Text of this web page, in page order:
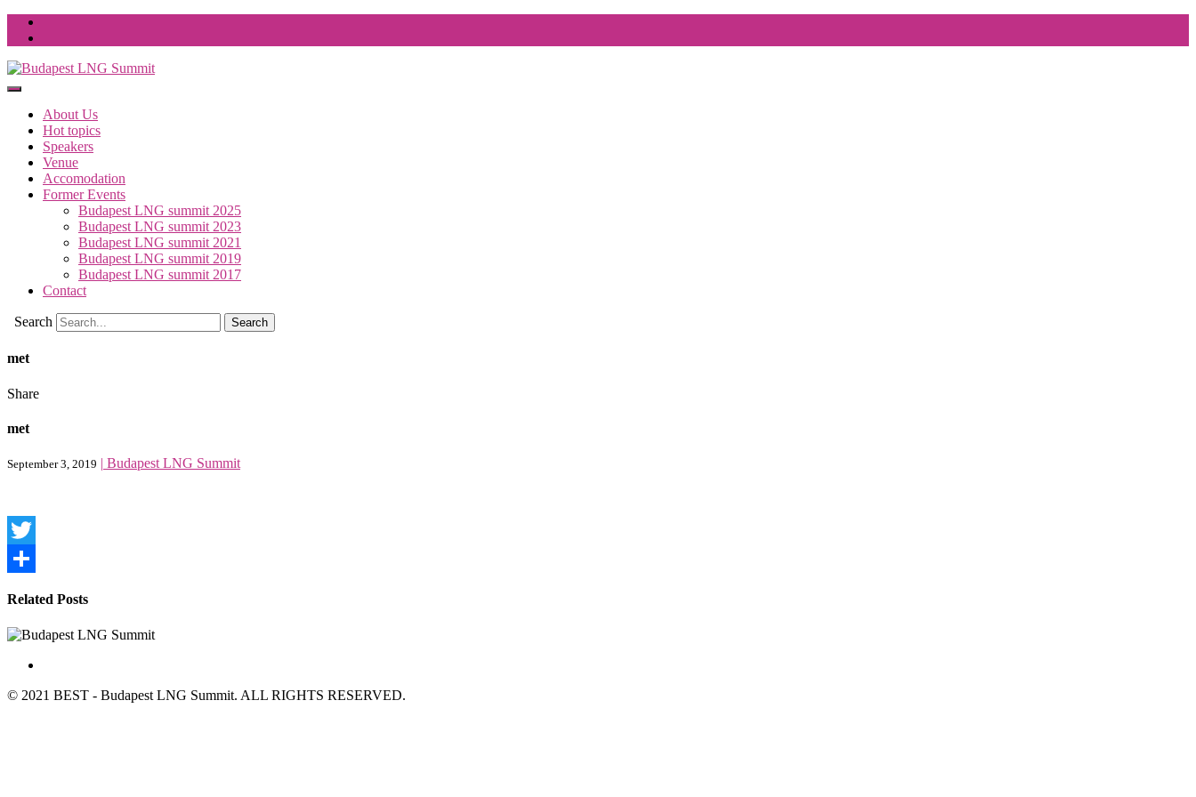
About Us
Hot topics
Speakers
Venue
Accomodation
Former Events
Budapest LNG summit 2025
Budapest LNG summit 2023
Budapest LNG summit 2021
Budapest LNG summit 2019
Budapest LNG summit 2017
Contact
Search
met
Share
met
September 3, 2019 | Budapest LNG Summit
Twitter
Related Posts
© 2021 BEST - Budapest LNG Summit. ALL RIGHTS RESERVED.